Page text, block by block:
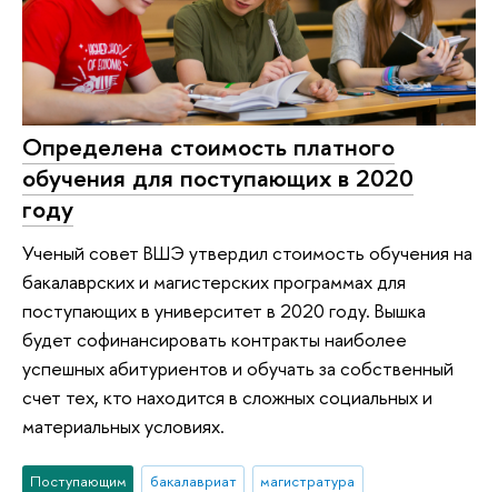
Определена стоимость платного
обучения для поступающих в 2020
году
Ученый совет ВШЭ утвердил стоимость обучения на
бакалаврских и магистерских программах для
поступающих в университет в 2020 году. Вышка
будет софинансировать контракты наиболее
успешных абитуриентов и обучать за собственный
счет тех, кто находится в сложных социальных и
материальных условиях.
Поступающим бакалавриат
магистратура